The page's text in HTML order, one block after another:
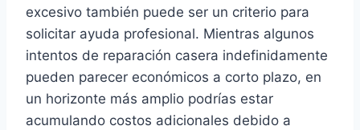
excesivo también puede ser un criterio para
solicitar ayuda profesional. Mientras algunos
intentos de reparación casera indefinidamente
pueden parecer económicos a corto plazo, en
un horizonte más amplio podrías estar
acumulando costos adicionales debido a